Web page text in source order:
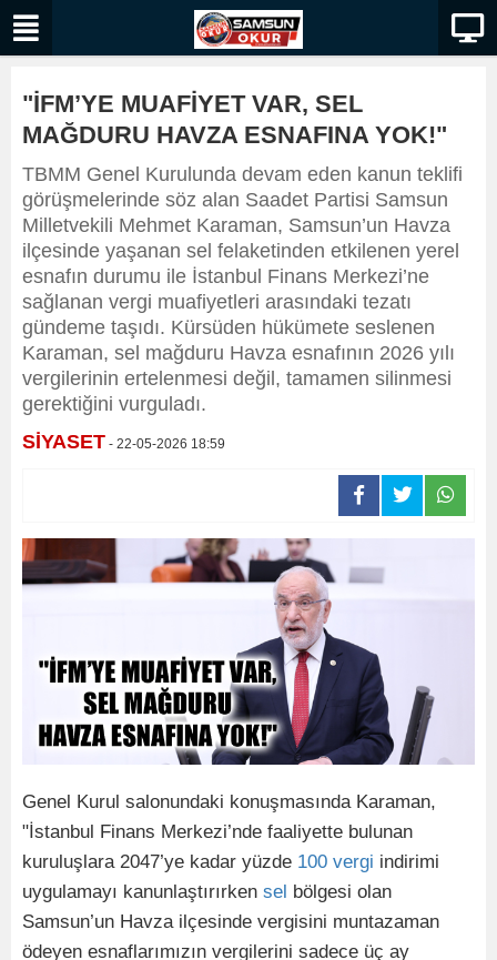
"İFM’YE MUAFİYET VAR, SEL
MAĞDURU HAVZA ESNAFINA YOK!"
TBMM Genel Kurulunda devam eden kanun teklifi
görüşmelerinde söz alan Saadet Partisi Samsun
Milletvekili Mehmet Karaman, Samsun’un Havza
ilçesinde yaşanan sel felaketinden etkilenen yerel
esnafın durumu ile İstanbul Finans Merkezi’ne
sağlanan vergi muafiyetleri arasındaki tezatı
gündeme taşıdı. Kürsüden hükümete seslenen
Karaman, sel mağduru Havza esnafının 2026 yılı
vergilerinin ertelenmesi değil, tamamen silinmesi
gerektiğini vurguladı.
SİYASET - 22-05-2026 18:59
Genel Kurul salonundaki konuşmasında Karaman,
"İstanbul Finans Merkezi’nde faaliyette bulunan
kuruluşlara 2047’ye kadar yüzde 100 vergi indirimi
uygulamayı kanunlaştırırken sel bölgesi olan
Samsun’un Havza ilçesinde vergisini muntazaman
ödeyen esnaflarımızın vergilerini sadece üç ay